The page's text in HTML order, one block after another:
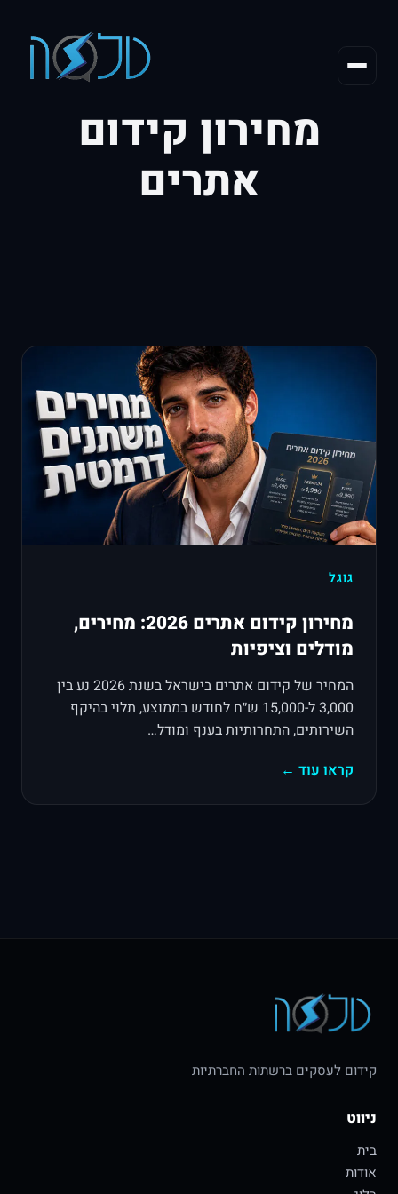
מחירון קידום
אתרים
גוגל
מחירון קידום אתרים 2026: מחירים,
מודלים וציפיות
המחיר של קידום אתרים בישראל בשנת 2026 נע בין
3,000 ל-15,000 ש״ח לחודש בממוצע, תלוי בהיקף
השירותים, התחרותיות בענף ומודל…
קראו עוד ←
קידום לעסקים ברשתות החברתיות
ניווט
בית
אודות